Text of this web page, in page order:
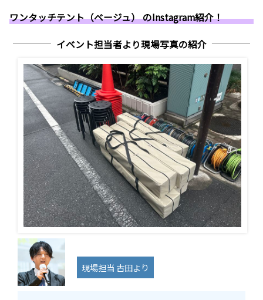
ワンタッチテント（ベージュ） のInstagram紹介！
イベント担当者より現場写真の紹介
現場担当 古田より